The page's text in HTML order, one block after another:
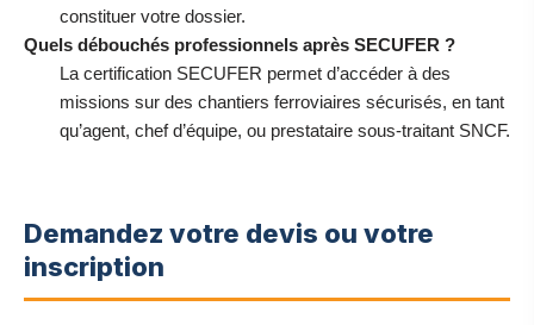
constituer votre dossier.
Quels débouchés professionnels après SECUFER ?
La certification SECUFER permet d’accéder à des
missions sur des chantiers ferroviaires sécurisés, en tant
qu’agent, chef d’équipe, ou prestataire sous-traitant SNCF.
Demandez votre devis ou votre
inscription